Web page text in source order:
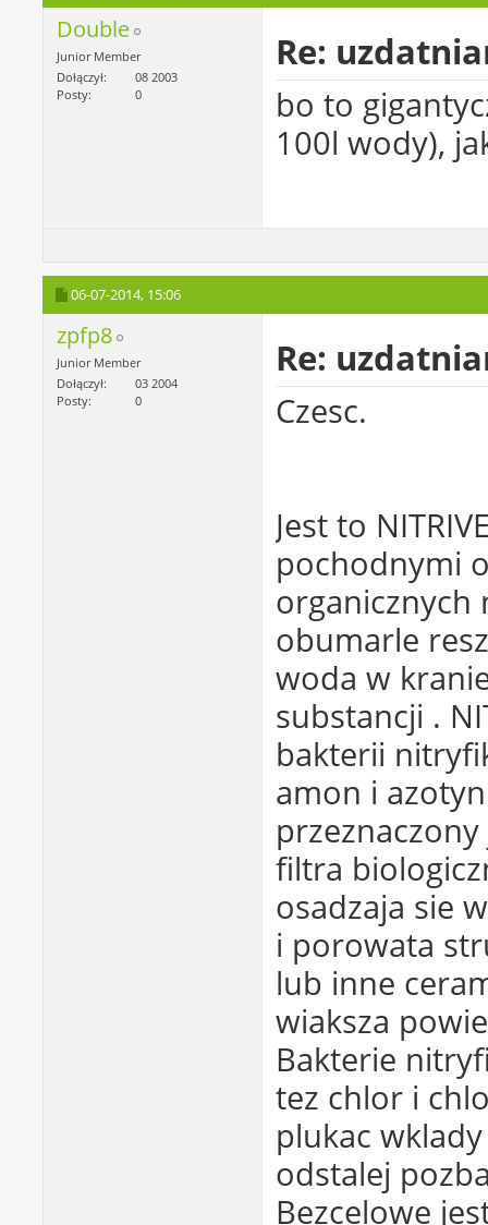
Double
Junior Member
Dołączył
08 2003
Posty
0
Re:
bo to
100l wody),
06-07-2014, 15:06
zpfp8
Junior Member
Dołączył
03 2004
Posty
0
Re:
Czesc.
Jest to
pochodnymi
organicznych
obumarle
woda w
substancji .
bakterii
amon i
filtra
osadzaja sie
i porowata
lub inne
wiaksza
Bakterie
tez chlor i
plukac
odstalej
Bezcelowe